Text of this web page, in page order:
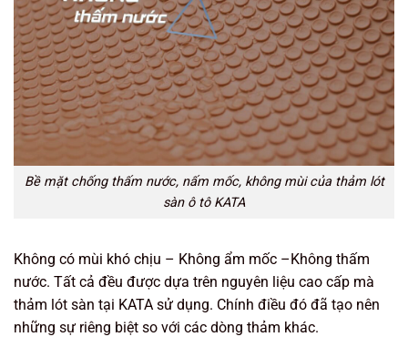
Bề mặt chống thấm nước, nấm mốc, không mùi của thảm lót
sàn ô tô KATA
Không có mùi khó chịu – Không ẩm mốc –Không thấm
nước. Tất cả đều được dựa trên nguyên liệu cao cấp mà
thảm lót sàn tại KATA sử dụng. Chính điều đó đã tạo nên
những sự riêng biệt so với các dòng thảm khác.